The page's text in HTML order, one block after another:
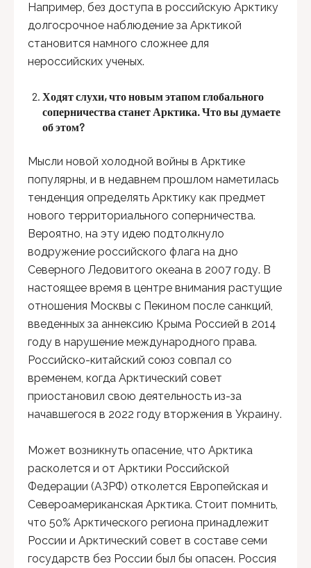
Например, без доступа в российскую Арктику
долгосрочное наблюдение за Арктикой
становится намного сложнее для
нероссийских ученых.
Ходят слухи, что новым этапом глобального
соперничества станет Арктика. Что вы думаете
об этом?
Мысли новой холодной войны в Арктике
популярны, и в недавнем прошлом наметилась
тенденция определять Арктику как предмет
нового территориального соперничества.
Вероятно, на эту идею подтолкнуло
водружение российского флага на дно
Северного Ледовитого океана в 2007 году. В
настоящее время в центре внимания растущие
отношения Москвы с Пекином после санкций,
введенных за аннексию Крыма Россией в 2014
году в нарушение международного права.
Российско-китайский союз совпал со
временем, когда Арктический совет
приостановил свою деятельность из-за
начавшегося в 2022 году вторжения в Украину.
Может возникнуть опасение, что Арктика
расколется и от Арктики Российской
Федерации (АЗРФ) отколется Европейская и
Североамериканская Арктика. Стоит помнить,
что 50% Арктического региона принадлежит
России и Арктический совет в составе семи
государств без России был бы опасен. Россия